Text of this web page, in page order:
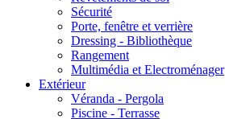
Sécurité
Porte, fenêtre et verrière
Dressing - Bibliothèque
Rangement
Multimédia et Electroménager
Extérieur
Véranda - Pergola
Piscine - Terrasse